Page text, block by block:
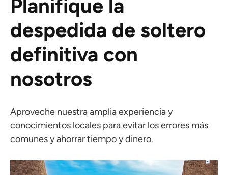
Planifique la
despedida de soltero
definitiva con
nosotros
Aproveche nuestra amplia experiencia y
conocimientos locales para evitar los errores más
comunes y ahorrar tiempo y dinero.